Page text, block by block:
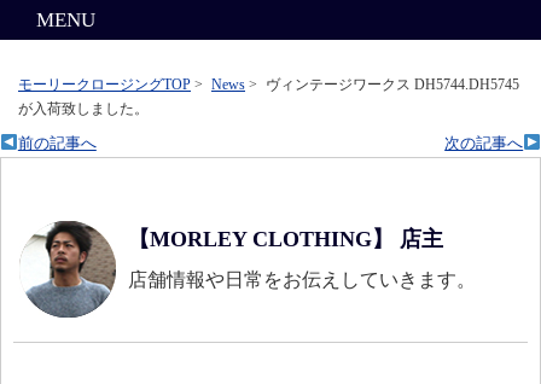
MENU
モーリークロージングTOP > News >
ヴィンテージワークス DH5744.DH5745
が入荷致しました。
次の記事へ
前の記事へ
【MORLEY CLOTHING】 店主
店舗情報や日常をお伝えしていきます。